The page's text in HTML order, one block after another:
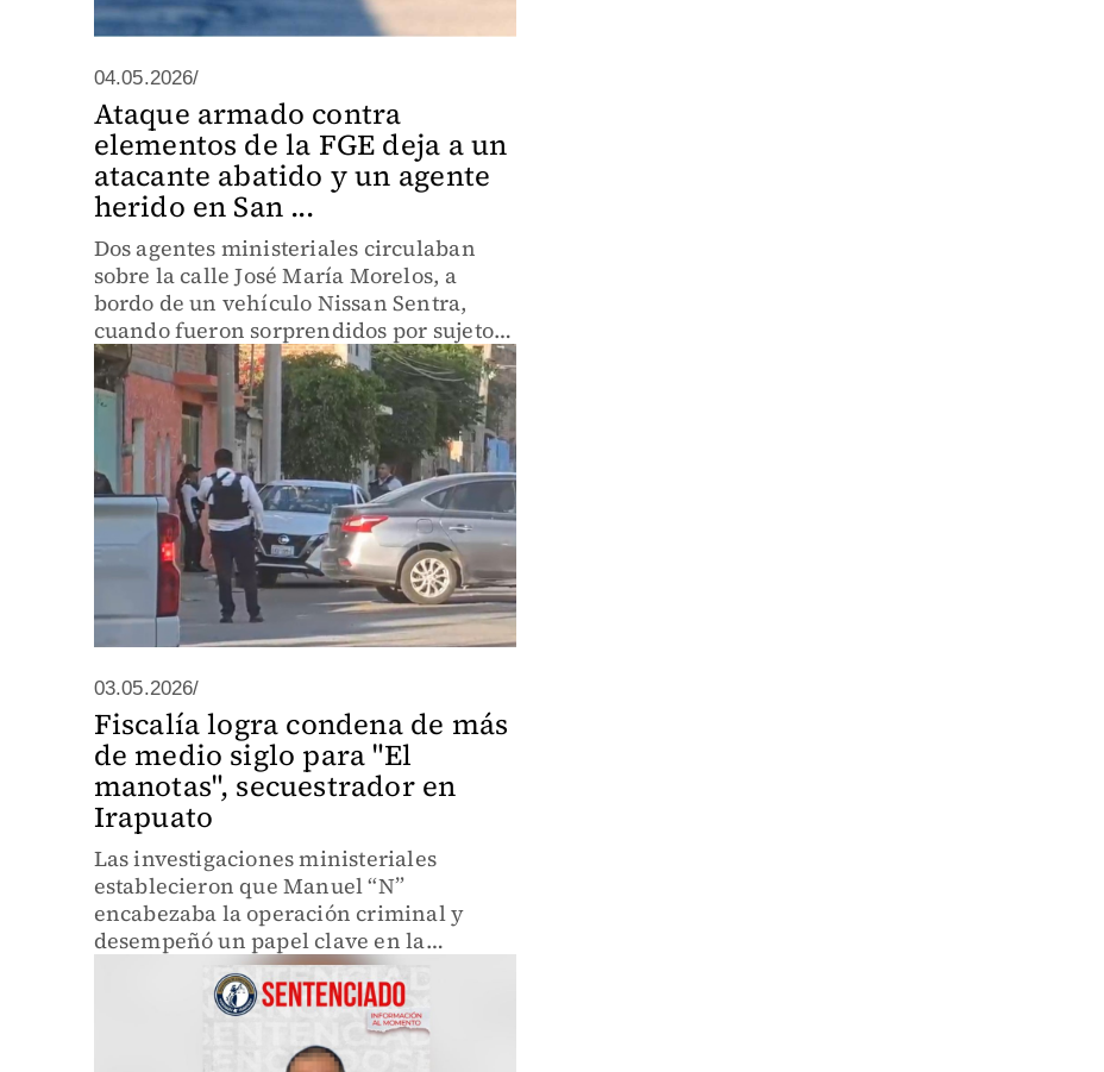
04.05.2026/
Ataque armado contra
elementos de la FGE deja a un
atacante abatido y un agente
herido en San ...
Dos agentes ministeriales circulaban
sobre la calle José María Morelos, a
bordo de un vehículo Nissan Sentra,
cuando fueron sorprendidos por sujetos
armados que viajaban en una
camioneta.
03.05.2026/
Fiscalía logra condena de más
de medio siglo para "El
manotas", secuestrador en
Irapuato
Las investigaciones ministeriales
establecieron que Manuel “N”
encabezaba la operación criminal y
desempeñó un papel clave en la
logística y negociación del secuestro.